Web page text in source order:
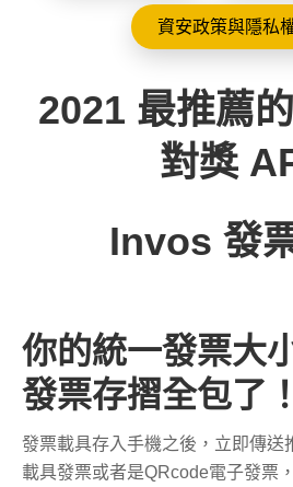
資安政策與隱私
2021 最推薦
對獎
Invos 發
你的統一發票大
發票存摺全包了！
發票載具存入手機之後，立即傳送
載具發票或者是QRcode電子發票